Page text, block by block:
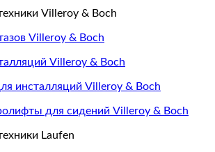
Villeroy & Boch
Villeroy & Boch
Villeroy & Boch
инсталляций Villeroy & Boch
для сидений Villeroy & Boch
Laufen